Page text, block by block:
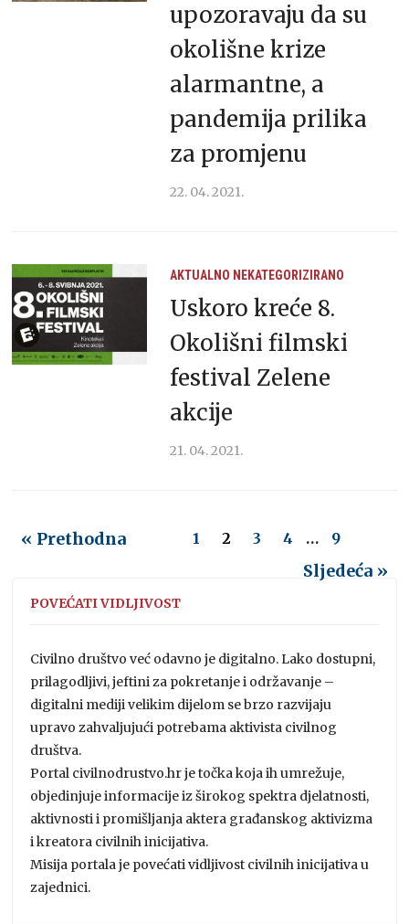
upozoravaju da su
okolišne krize
alarmantne, a
pandemija prilika
za promjenu
22. 04. 2021.
AKTUALNO NEKATEGORIZIRANO
Uskoro kreće 8.
Okolišni filmski
festival Zelene
akcije
21. 04. 2021.
« Prethodna 1 2 3 4 … 9
Sljedeća »
POVEĆATI VIDLJIVOST
Civilno društvo već odavno je digitalno. Lako dostupni,
prilagodljivi, jeftini za pokretanje i održavanje –
digitalni mediji velikim dijelom se brzo razvijaju
upravo zahvaljujući potrebama aktivista civilnog
društva.
Portal civilnodrustvo.hr je točka koja ih umrežuje,
objedinjuje informacije iz širokog spektra djelatnosti,
aktivnosti i promišljanja aktera građanskog aktivizma
i kreatora civilnih inicijativa.
Misija portala je povećati vidljivost civilnih inicijativa u
zajednici.